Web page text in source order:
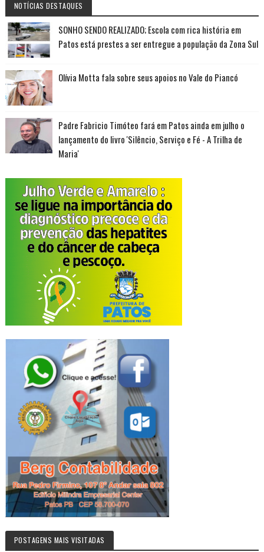
NOTÍCIAS DESTAQUES
SONHO SENDO REALIZADO; Escola com rica história em
Patos está prestes a ser entregue a população da Zona Sul
Olívia Motta fala sobre seus apoios no Vale do Piancó
Padre Fabricio Timóteo fará em Patos ainda em julho o
lançamento do livro 'Silêncio, Serviço e Fé - A Trilha de
Maria'
POSTAGENS MAIS VISITADAS